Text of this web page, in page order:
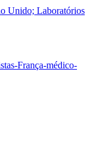
Unido; Laboratórios
França-médico-